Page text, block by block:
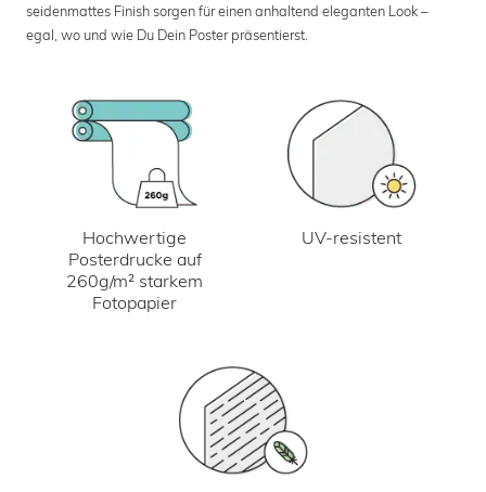
seidenmattes Finish sorgen für einen anhaltend eleganten Look –
egal, wo und wie Du Dein Poster präsentierst.
Hochwertige
Posterdrucke auf
260g/m² starkem
Fotopapier
UV-resistent